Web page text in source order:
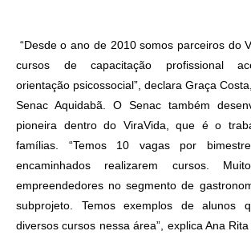
“Desde o ano de 2010 somos parceiros do
cursos de capacitação profissional
orientação psicossocial”, declara Graça
Senac Aquidabã. O Senac também
pioneira dentro do ViraVida, que é o
famílias. “Temos 10 vagas por
encaminhados realizarem cursos.
empreendedores no segmento de
subprojeto. Temos exemplos de alunos
diversos cursos nessa área”, explica Ana